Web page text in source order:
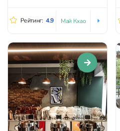
здесь – главный герой: флэт
уайт многие называют
одним из лучших на
Пхукете, а в целом вкус
напитков стабильно
высокий и...
Рейтинг: 4.9 Май Кхао